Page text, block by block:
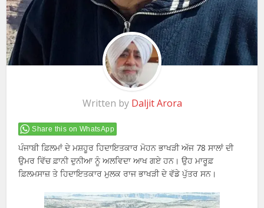
Written by Daljit Arora
Share this on WhatsApp
ਪੰਜਾਬੀ ਫ਼ਿਲਮਾਂ ਦੇ ਮਸ਼ਹੂਰ ਹਿਦਾਇਤਕਾਰ ਮੋਹਨ ਭਾਖੜੀ ਅੱਜ 78 ਸਾਲਾਂ ਦੀ
ਉਮਰ ਵਿੱਚ ਫ਼ਾਨੀ ਦੁਨੀਆ ਨੂੰ ਅਲਵਿਦਾ ਆਖ ਗਏ ਹਨ। ਉਹ ਮਾਰੂਫ਼
ਫ਼ਿਲਮਸਾਜ਼ ਤੇ ਹਿਦਾਇਤਕਾਰ ਮੁਲਕ ਰਾਜ ਭਾਖੜੀ ਦੇ ਵੱਡੇ ਪੁੱਤਰ ਸਨ।